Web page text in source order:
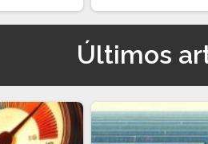
Últimos